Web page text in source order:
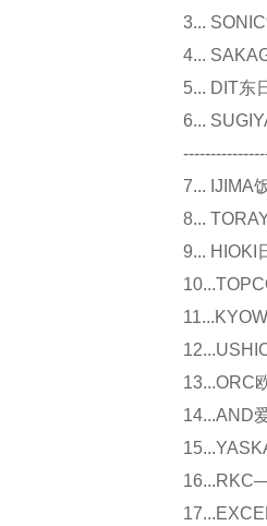
3...
4...
5... DIT东
6...
7... IJIMA
8...
9... HIOKI
13...ORC
14...AND